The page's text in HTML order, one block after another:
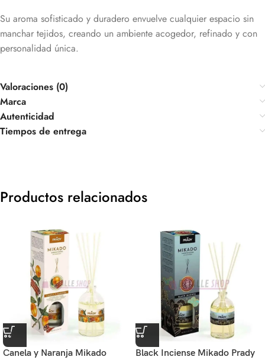
Su aroma sofisticado y duradero envuelve cualquier espacio sin
manchar tejidos, creando un ambiente acogedor, refinado y con
personalidad única.
Valoraciones (0)
Marca
Autenticidad
Tiempos de entrega
Productos relacionados
Canela y Naranja Mikado
Black Inciense Mikado Prady